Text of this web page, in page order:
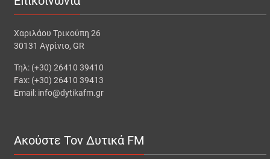
Χαριλάου Τρικούπη 26
30131 Αγρίνιο, GR
Τηλ: (+30) 26410 39410
Fax: (+30) 26410 39413
Email: info@dytikafm.gr
Ακούστε Τον Δυτικά FM